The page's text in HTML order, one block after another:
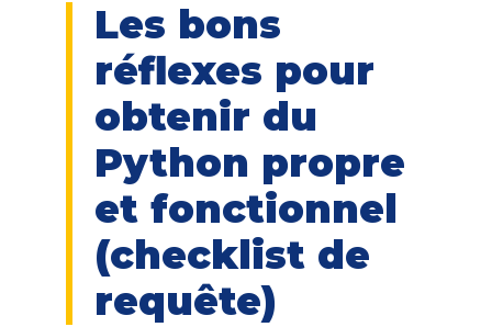
Les bons
réflexes pour
obtenir du
Python propre
et fonctionnel
(checklist de
requête)